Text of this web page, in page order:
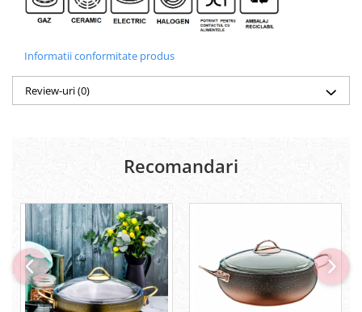
Informatii conformitate produs
Review-uri(0)
Recomandari